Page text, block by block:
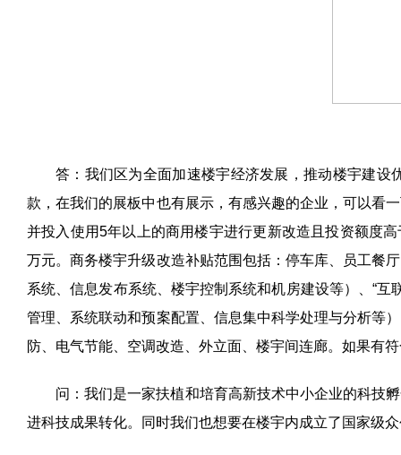
答：我们区为全面加速楼宇经济发展，推动楼宇建
款，在我们的展板中也有展示，有感兴趣的企业，可以看
并投入使用5年以上的商用楼宇进行更新改造且投资额度高
万元。商务楼宇升级改造补贴范围包括：停车库、员工餐
系统、信息发布系统、楼宇控制系统和机房建设等）、“互
管理、系统联动和预案配置、信息集中科学处理与分析等
防、电气节能、空调改造、外立面、楼宇间连廊。如果有
问：我们是一家扶植和培育高新技术中小企业的科技
进科技成果转化。同时我们也想要在楼宇内成立了国家级